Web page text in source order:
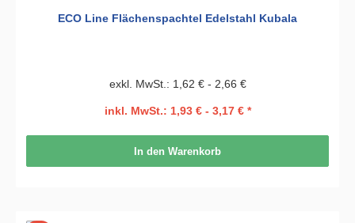
ECO Line Flächenspachtel Edelstahl Kubala
exkl. MwSt.: 1,62 € - 2,66 €
inkl. MwSt.: 1,93 € - 3,17 € *
In den Warenkorb